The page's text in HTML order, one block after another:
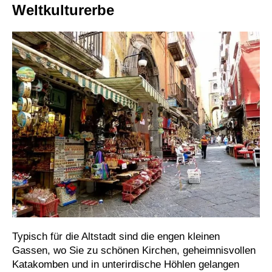
Weltkulturerbe
Typisch für die Altstadt sind die engen kleinen
Gassen, wo Sie zu schönen Kirchen, geheimnisvollen
Katakomben und in unterirdische Höhlen gelangen